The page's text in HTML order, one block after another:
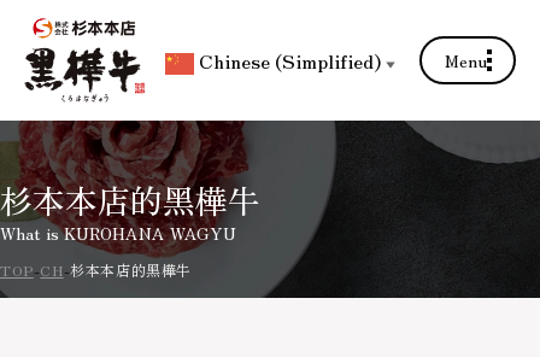
Chinese (Simplified) ▼ Menu
杉本本店的黑樺牛
What is KUROHANA WAGYU
TOP CH 杉本本店的黑樺牛